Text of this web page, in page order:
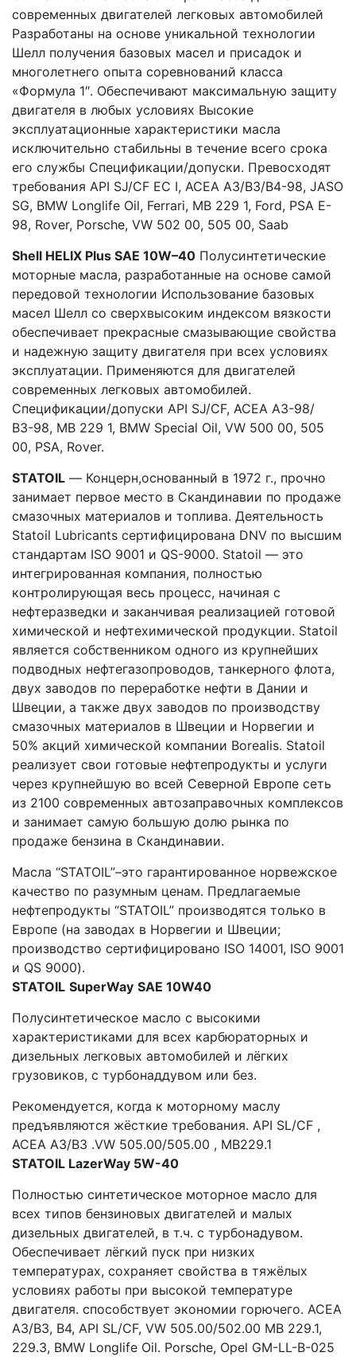
современных двигателей легковых автомобилей
Разработаны на основе уникальной технологии
Шелл получения базовых масел и присадок и
многолетнего опыта соревнований класса
«Формула 1″. Обеспечивают максимальную защиту
двигателя в любых условиях Высокие
эксплуатационные характеристики масла
исключительно стабильны в течение всего срока
его службы Спецификации/допуски. Превосходят
требования API SJ/CF EC I, АСЕА АЗ/ВЗ/В4-98, JASO
SG, BMW Longlife Oil, Ferrari, MB 229 1, Ford, PSA E-
98, Rover, Porsche, VW 502 00, 505 00, Saab
Shell HELIX Plus SAE 10W–40 Полусинтетические
моторные масла, разработанные на основе самой
передовой технологии Использование базовых
масел Шелл со сверхвысоким индексом вязкости
обеспечивает прекрасные смазывающие свойства
и надежную защиту двигателя при всех условиях
эксплуатации. Применяются для двигателей
современных легковых автомобилей.
Спецификации/допуски API SJ/CF, АСЕА АЗ-98/
ВЗ-98, MB 229 1, BMW Special Oil, VW 500 00, 505
00, PSA, Rover.
STATOIL — Концерн,основанный в 1972 г., прочно
занимает первое место в Скандинавии по продаже
смазочных материалов и топлива. Деятельность
Statoil Lubricants сертифицирована DNV по высшим
стандартам ISO 9001 и QS-9000. Statoil — это
интегрированная компания, полностью
контролирующая весь процесс, начиная с
нефтеразведки и заканчивая реализацией готовой
химической и нефтехимической продукции. Statoil
является собственником одного из крупнейших
подводных нефтегазопроводов, танкерного флота,
двух заводов по переработке нефти в Дании и
Швеции, а также двух заводов по производству
смазочных материалов в Швеции и Норвегии и
50% акций химической компании Borealis. Statoil
реализует свои готовые нефтепродукты и услуги
через крупнейшую во всей Северной Европе сеть
из 2100 современных автозаправочных комплексов
и занимает самую большую долю рынка по
продаже бензина в Скандинавии.
Масла “STATOIL”–это гарантированное норвежское
качество по разумным ценам. Предлагаемые
нефтепродукты “STATOIL” производятся только в
Европе (на заводах в Норвегии и Швеции;
производство сертифицировано ISO 14001, ISO 9001
и QS 9000).
STATOIL SuperWay SAE 10W40
Полусинтетическое масло с высокими
характеристиками для всех карбюраторных и
дизельных легковых автомобилей и лёгких
грузовиков, с турбонаддувом или без.
Рекомендуется, когда к моторному маслу
предъявляются жёсткие требования. API SL/CF ,
ACEA A3/B3 .VW 505.00/505.00 , MB229.1
STATOIL LazerWay 5W-40
Полностью синтетическое моторное масло для
всех типов бензиновых двигателей и малых
дизельных двигателей, в т.ч. с турбонадувом.
Обеспечивает лёгкий пуск при низких
температурах, сохраняет свойства в тяжёлых
условиях работы при высокой температуре
двигателя. способствует экономии горючего. ACEA
A3/B3, B4, API SL/CF, VW 505.00/502.00 MB 229.1,
229.3, BMW Longlife Oil. Porsche, Opel GM-LL-B-025